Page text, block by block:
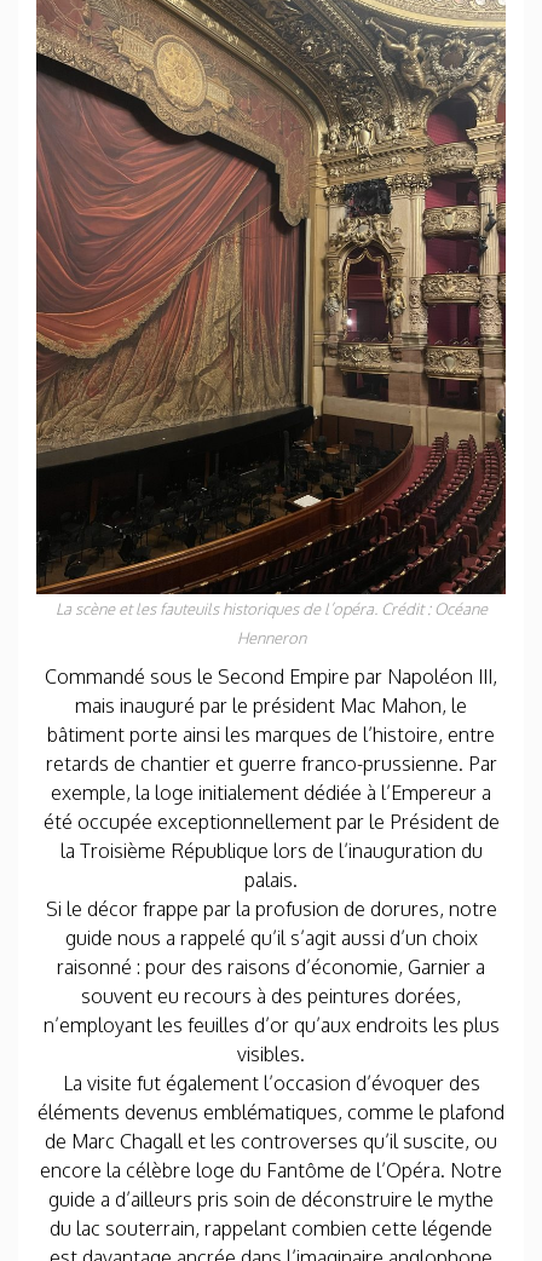
La scène et les fauteuils historiques de l’opéra. Crédit : Océane
Henneron
Commandé sous le Second Empire par Napoléon III,
mais inauguré par le président Mac Mahon, le
bâtiment porte ainsi les marques de l’histoire, entre
retards de chantier et guerre franco-prussienne. Par
exemple, la loge initialement dédiée à l’Empereur a
été occupée exceptionnellement par le Président de
la Troisième République lors de l’inauguration du
palais.
Si le décor frappe par la profusion de dorures, notre
guide nous a rappelé qu’il s’agit aussi d’un choix
raisonné : pour des raisons d’économie, Garnier a
souvent eu recours à des peintures dorées,
n’employant les feuilles d’or qu’aux endroits les plus
visibles.
La visite fut également l’occasion d’évoquer des
éléments devenus emblématiques, comme le plafond
de Marc Chagall et les controverses qu’il suscite, ou
encore la célèbre loge du Fantôme de l’Opéra. Notre
guide a d’ailleurs pris soin de déconstruire le mythe
du lac souterrain, rappelant combien cette légende